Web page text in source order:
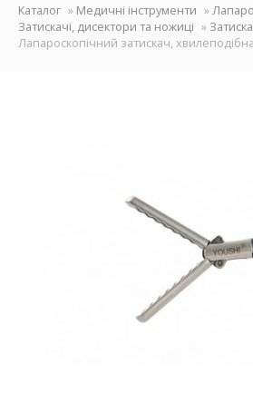
Каталог » Медичні інструменти »
Затискачі, дисектори та ножиці »
Лапароскопічний затискач,